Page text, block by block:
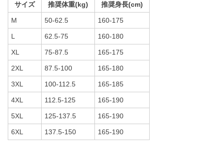
サイズ 推奨体重(kg) 推奨身長(cm)
M 50-62.5 160-175
L 62.5-75 160-180
XL 75-87.5 165-175
2XL 87.5-100 165-180
3XL 100-112.5 165-185
4XL 112.5-125 165-190
5XL 125-137.5 165-190
6XL 137.5-150 165-190